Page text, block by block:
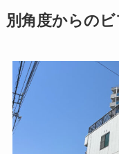
別角度からの